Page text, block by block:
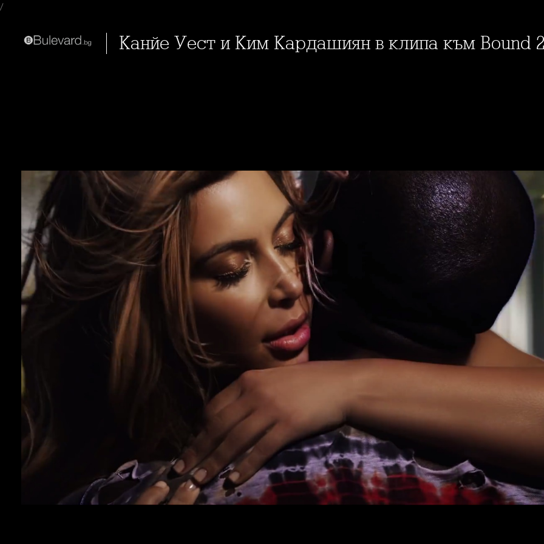
/
Канйе Уест и Ким Кардашиян в клипа към Bound 2